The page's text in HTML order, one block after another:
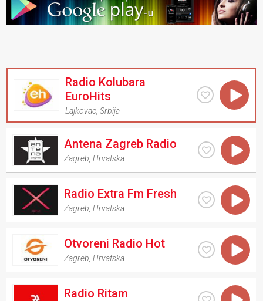
Radio Kolubara
EuroHits
Lajkovac ,Srbija
Antena Zagreb Radio
Zagreb ,Hrvatska
Radio Extra Fm Fresh
Zagreb ,Hrvatska
Otvoreni Radio Hot
Zagreb ,Hrvatska
Radio Ritam